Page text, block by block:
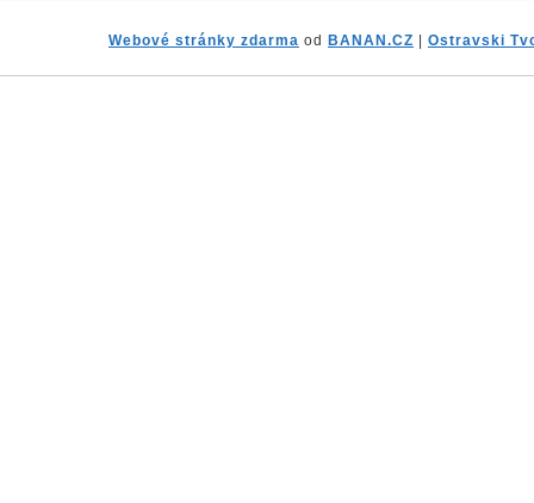
Webové stránky zdarma od BANAN.CZ | Ostravski